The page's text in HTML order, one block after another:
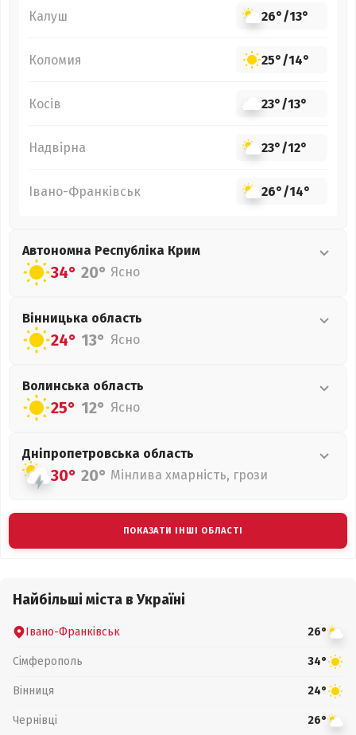
Калуш 26°/13°
Коломия 25°/14°
Косів 23°/13°
Надвірна 23°/12°
Івано-Франківськ 26°/14°
Автономна Республіка Крим
34° 20° Ясно
Вінницька область
24° 13° Ясно
Волинська область
25° 12° Ясно
Дніпропетровська область
30° 20° Мінлива хмарність, грози
ПОКАЗАТИ ІНШІ ОБЛАСТІ
Найбільші міста в Україні
Івано-Франківськ 26°
Сімферополь 34°
Вінниця 24°
Чернівці 26°